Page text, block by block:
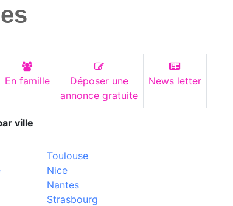
En famille
Déposer une
annonce gratuite
News letter
ville
Toulouse
Nice
Nantes
Strasbourg